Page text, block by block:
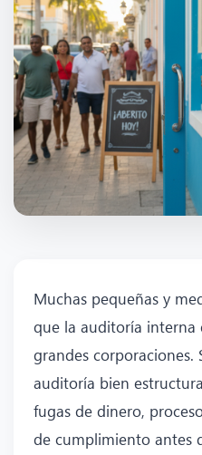
Muchas pequeñas y
que la auditoría interna
grandes corporaciones.
auditoría bien
fugas de dinero,
de cumplimiento antes